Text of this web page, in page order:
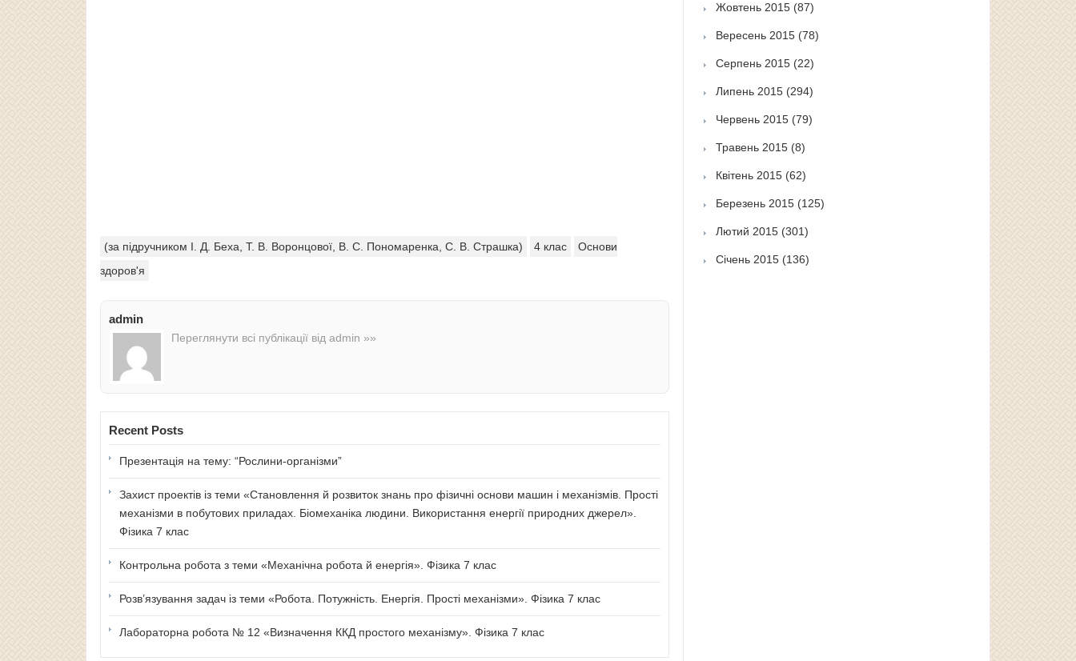
(за підручником І. Д. Беха, Т. В. Воронцової, В. С. Пономаренка, С. В. Страшка) 4 клас
Основи
здоров'я
admin
Переглянути всі публікації від admin »»
Recent Posts
Презентація на тему: “Рослини-організми”
Захист проектів із теми «Становлення й розвиток знань про фізичні основи машин і механізмів. Прості
механізми в побутових приладах. Біомеханіка людини. Використання енергії природних джерел».
Фізика 7 клас
Контрольна робота з теми «Механічна робота й енергія». Фізика 7 клас
Розв’язування задач із теми «Робота. Потужність. Енергія. Прості механізми». Фізика 7 клас
Лабораторна робота № 12 «Визначення ККД простого механізму». Фізика 7 клас
Жовтень 2015(87)
Вересень 2015(78)
Серпень 2015(22)
Липень 2015(294)
Червень 2015(79)
Травень 2015(8)
Квітень 2015(62)
Березень 2015(125)
Лютий 2015(301)
Січень 2015(136)